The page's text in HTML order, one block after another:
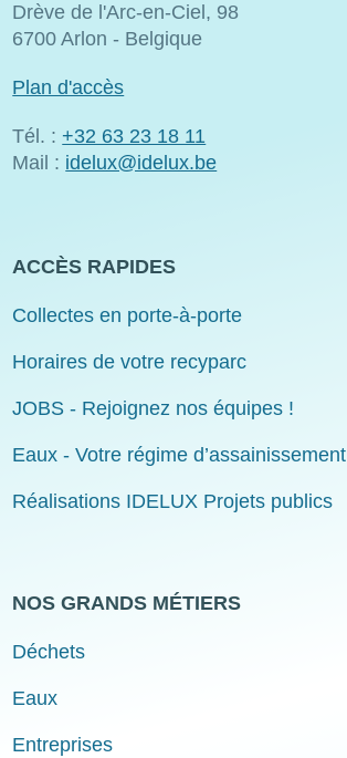
Drève de l'Arc-en-Ciel, 98
6700 Arlon - Belgique
Plan d'accès
Tél. : +32 63 23 18 11
Mail : idelux@idelux.be
ACCÈS RAPIDES
Collectes en porte-à-porte
Horaires de votre recyparc
JOBS - Rejoignez nos équipes !
Eaux - Votre régime d’assainissement
Réalisations IDELUX Projets publics
NOS GRANDS MÉTIERS
Déchets
Eaux
Entreprises